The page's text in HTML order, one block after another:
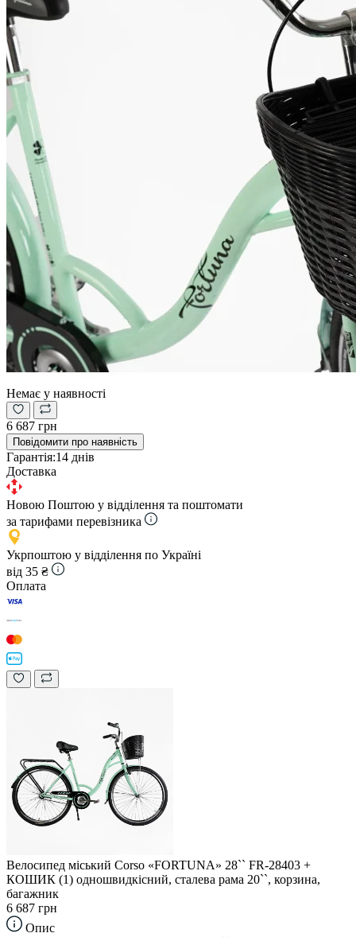
Немає у наявності
6 687 грн
Повідомити про наявність
Гарантія:14 днів
Доставка
Новою Поштою у відділення та поштомати
за тарифами перевізника
Укрпоштою у відділення по Україні
від 35 ₴
Оплата
Велосипед міський Corso «FORTUNA» 28`` FR-28403 +
КОШИК (1) одношвидкісний, сталева рама 20``, корзина,
багажник
6 687 грн
Опис